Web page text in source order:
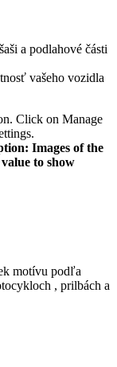
a podlahové části
vašeho vozidla
Click on Manage
Images of the
to show
motívu podľa
, prilbách a